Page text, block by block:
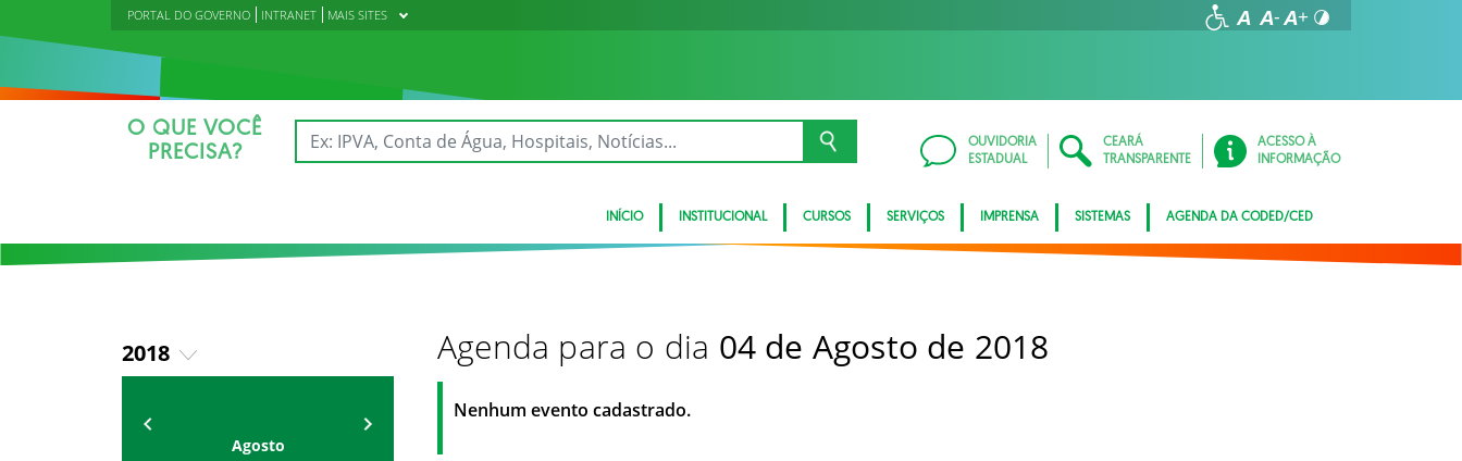
PORTAL DO GOVERNO INTRANET MAIS SITES
O QUE VOCÊ
PRECISA?
OUVIDORIA
ESTADUAL
CEARÁ
TRANSPARENTE
ACESSO À
INFORMAÇÃO
INÍCIO INSTITUCIONAL CURSOS SERVIÇOS IMPRENSA SISTEMAS AGENDA DA CODED/CED
2018
2020
Agosto
Agenda para o dia 04 de Agosto de 2018
Nenhum evento cadastrado.